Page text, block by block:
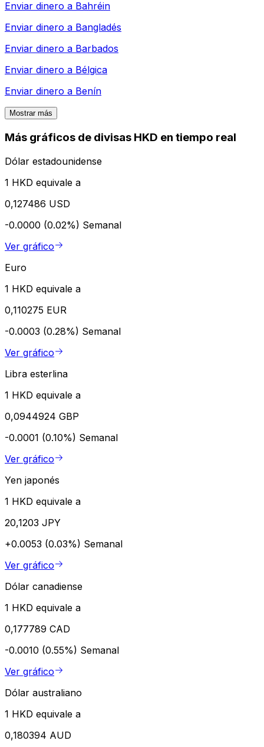
Enviar dinero a Bahréin
Enviar dinero a Bangladés
Enviar dinero a Barbados
Enviar dinero a Bélgica
Enviar dinero a Benín
Mostrar más
Más gráficos de divisas HKD en tiempo real
Dólar estadounidense
1 HKD equivale a
0,127486 USD
-0.0000 (0.02%) Semanal
Ver gráfico
Euro
1 HKD equivale a
0,110275 EUR
-0.0003 (0.28%) Semanal
Ver gráfico
Libra esterlina
1 HKD equivale a
0,0944924 GBP
-0.0001 (0.10%) Semanal
Ver gráfico
Yen japonés
1 HKD equivale a
20,1203 JPY
+0.0053 (0.03%) Semanal
Ver gráfico
Dólar canadiense
1 HKD equivale a
0,177789 CAD
-0.0010 (0.55%) Semanal
Ver gráfico
Dólar australiano
1 HKD equivale a
0,180394 AUD